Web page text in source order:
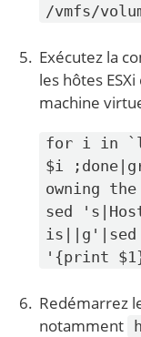
/vmfs/
Exécutez la
les hôtes
machine
for i in
$i
owning
sed
'{print
Redémarrez
notamment